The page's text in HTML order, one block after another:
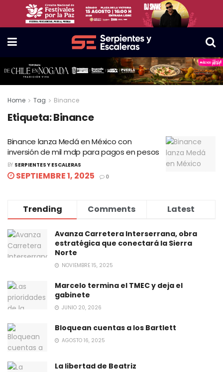
Home Tag Binance
Etiqueta:Binance
Binance lanza Medá en México con
inversión de mil mdp para pagos en pesos
BY SERPIENTES Y ESCALERAS
SEPTIEMBRE 1, 2025 0
Trending Comments Latest
Avanza Carretera Interserrana, obra
estratégica que conectará la Sierra
Norte
NOVIEMBRE 15, 2025
Marcelo termina el TMEC y deja el
gabinete
JUNIO 20, 2026
Bloquean cuentas a los Bartlett
AGOSTO 16, 2025
La libertad de Beatriz